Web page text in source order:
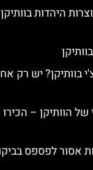
בוותיקן? יש רק
הוותיקן –
אסור לפספס